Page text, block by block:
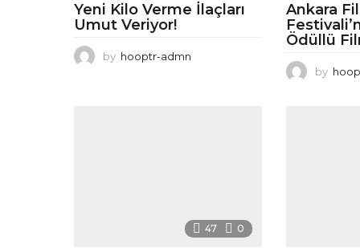
Yeni Kilo Verme İlaçları
Umut Veriyor!
by hooptr-admn
Ankara
Ödüllü
by
47 0